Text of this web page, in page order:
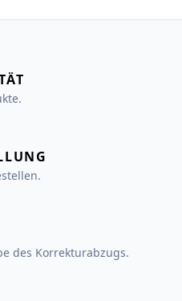
des Korrekturabzugs.